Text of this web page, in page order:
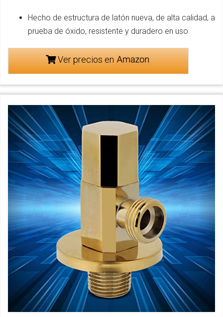
Hecho de estructura de latón nueva, de alta calidad, a
prueba de óxido, resistente y duradero en uso
Ver precios en